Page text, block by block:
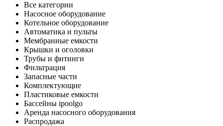
Все категории
Насосное оборудование
Котельное оборудование
Автоматика и пульты
Мембранные емкости
Крышки и оголовки
Трубы и фитинги
Фильтрация
Запасные части
Комплектующие
Пластиковые емкости
Бассейны ipoolgo
Аренда насосного оборудования
Распродажа